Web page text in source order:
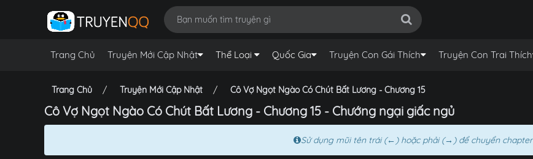
Trang Chủ Truyện Mới Cập Nhật Thể Loại Quốc Gia Truyện Con Gái Thích Truyện Con Trai Thích
Trang Chủ Truyện Mới Cập Nhật Cô Vợ Ngọt Ngào Có Chút Bất Lương - Chương 15
Cô Vợ Ngọt Ngào Có Chút Bất Lương - Chương 15 - Chướng ngại giấc ngủ
Sử dụng mũi tên trái (←) hoặc phải (→) để chuyển chapter